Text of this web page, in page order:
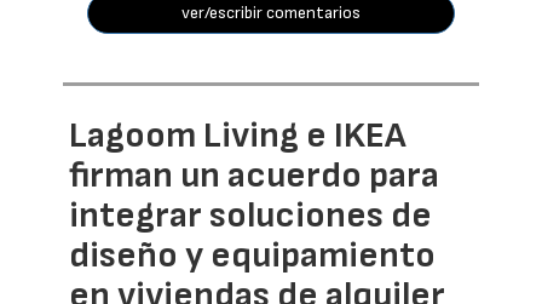
ver/escribir comentarios
Lagoom Living e IKEA
firman un acuerdo para
integrar soluciones de
diseño y equipamiento